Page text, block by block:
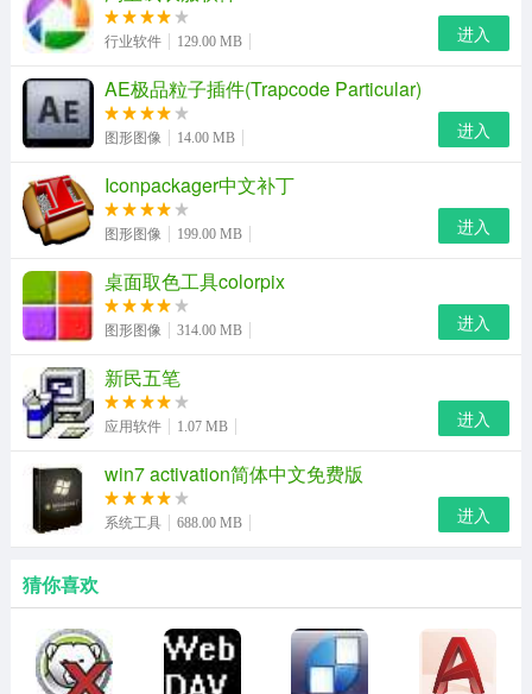
一、功能完善
1、修正收藏房间无法删除的问题
2、修正道具卡中求婚和求交往卡无法正常使用的问题
3、完善最近访问房间
4、完善bug上传机制
5、修正无法进入有密码的房间的问题
二、资源更新
1、更新房间主播标记。
2、新增挖宝周排行冠军、情侣周排名冠军、喇叭周排名冠
军徽章
3、修正两种礼物资源：喜欢你、无尽的爱。
行业软件 129.00 MB 进入
AE极品粒子插件(Trapcode Particular)
图形图像 14.00 MB 进入
Iconpackager中文补丁
图形图像 199.00 MB 进入
桌面取色工具colorpix
图形图像 314.00 MB 进入
新民五笔
应用软件 1.07 MB 进入
win7 activation简体中文免费版
系统工具 688.00 MB 进入
猜你喜欢